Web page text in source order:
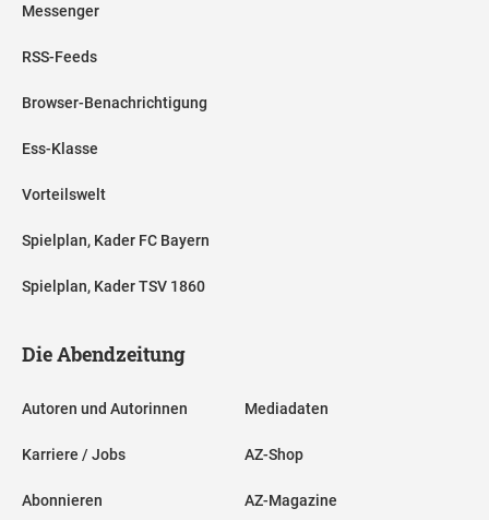
Messenger
RSS-Feeds
Browser-Benachrichtigung
Ess-Klasse
Vorteilswelt
Spielplan, Kader FC Bayern
Spielplan, Kader TSV 1860
Die Abendzeitung
Autoren und Autorinnen
Karriere / Jobs
Abonnieren
Mediadaten
AZ-Shop
AZ-Magazine